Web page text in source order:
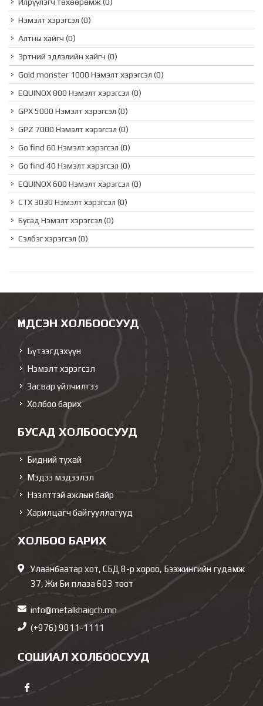
Нэмэлт хэрэгсэл (0)
Алтны хайгч (0)
Эртний эдлэлийн хайгч (0)
Gold monster 1000 Нэмэлт хэрэгсэл (0)
EQUINOX 800 Нэмэлт хэрэгсэл (0)
GPX 5000 Нэмэлт хэрэгсэл (0)
GPZ 7000 Нэмэлт хэрэгсэл (0)
Go find 60 Нэмэлт хэрэгсэл (0)
Go find 40 Нэмэлт хэрэгсэл (0)
EQUINOX 600 Нэмэлт хэрэгсэл (0)
CTX 3030 Нэмэлт хэрэгсэл (0)
Бусад Нэмэлт хэрэгсэл (0)
Сэлбэг хэрэгсэл (0)
ҮНДСЭН ХОЛБООСУУД
Бүтээгдэхүүн
Нэмэлт хэрэгсэл
Засвар үйлчилгээ
Холбоо барих
БУСАД ХОЛБООСУУД
Бидний тухай
Мэдээ мэдээлэл
Нээлттэй ажлын байр
Харилцагч байгууллагууд
ХОЛБОО БАРИХ
Улаанбаатар хот, СБД 8-р хороо, Бээжингийн гудамж
37, Жи Би плаза 603 тоот
info@metalkhaigch.mn
(+976) 9011-1111
СОШИАЛ ХОЛБООСУУД